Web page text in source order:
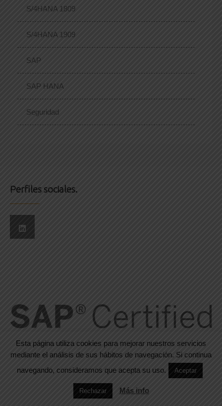
S/4HANA 1809
S/4HANA 1909
SAP
SAP HANA
Seguridad
Perfiles sociales.
© 2016-2024. Todos los derechos reservados. Designed byWPlook
Studio
Esta página utiliza cookies para mejorar nuestros servicios
mediante el análisis de sus hábitos de navegación. Si continua
navegando, consideramos que acepta su uso.
Aceptar
Rechazar Más info